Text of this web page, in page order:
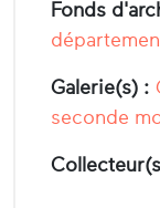
Fonds
Galerie(s) :
seconde